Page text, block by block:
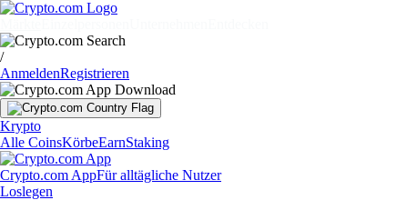
/
AnmeldenRegistrieren
Krypto
Alle CoinsKörbeEarnStaking
Crypto.com AppFür alltägliche Nutzer
Loslegen